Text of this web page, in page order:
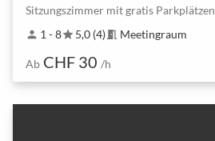
Sitzungszimmer mit gratis Parkplätzen
person 1 - 8star5,0 (4) meeting_room Meetingraum
Ab CHF 30 /h